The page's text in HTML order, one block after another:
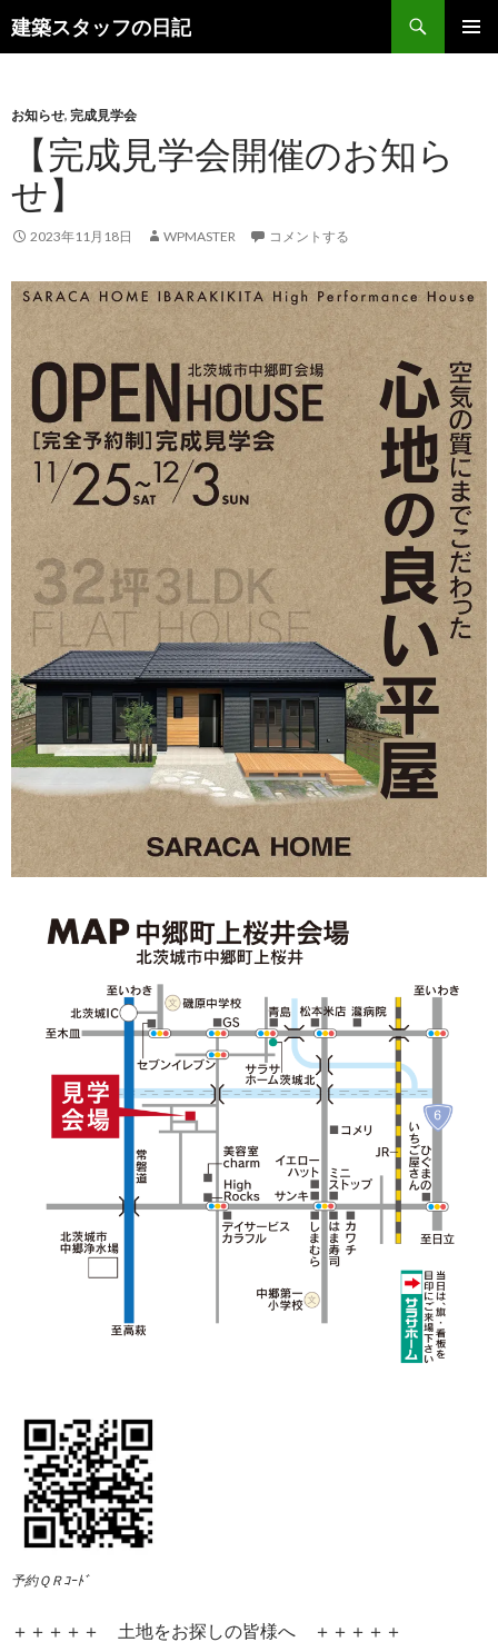
建築スタッフの日記
索
ン
ス
キ
ッ
お知らせ, 完成見学会
【完成見学会開催のお知ら
せ】
2023年11月18日 WPMASTER コメントする
予約ＱＲｺｰﾄﾞ
＋＋＋＋＋ 土地をお探しの皆様へ ＋＋＋＋＋